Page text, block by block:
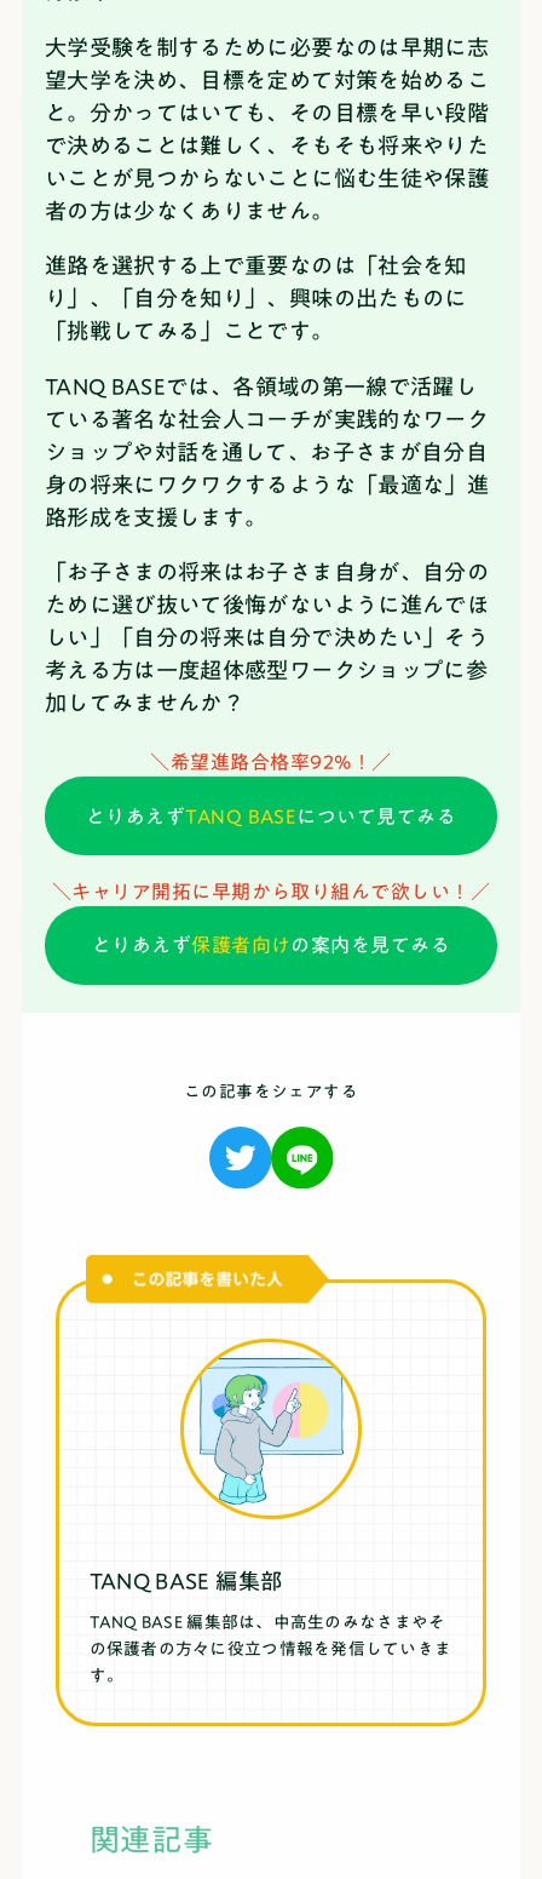
大学受験を制するために必要なのは早期に志
望大学を決め、目標を定めて対策を始めるこ
と。 分かってはいても、その目標を早い段階
で決めることは難しく、そもそも将来やりた
いことが見つからないことに悩む生徒や保護
者の方は少なくありません。
進路を選択する上で重要なのは「社会を知
り」、「自分を知り」、興味の出たものに
「挑戦してみる」ことです。
TANQ BASEでは、各領域の第一線で活躍し
ている著名な社会人コーチが実践的なワーク
ショップや対話を通して、お子さまが自分自
身の将来にワクワクするような「最適な」進
路形成を支援します。
「お子さまの将来はお子さま自身が、自分の
ために選び抜いて後悔がないように進んでほ
しい」「自分の将来は自分で決めたい」そう
考える方は一度超体感型ワークショップに参
加してみませんか？
＼希望進路合格率92%！／
とりあえずTANQ BASEについて見てみる
＼キャリア開拓に早期から取り組んで欲しい！／
とりあえず保護者向け の案内を見てみる
この記事をシェアする
TANQ BASE 編集部
TANQ BASE 編集部は、中高生のみなさまやそ
の保護者の方々に役立つ情報を発信していきま
す。
関連記事